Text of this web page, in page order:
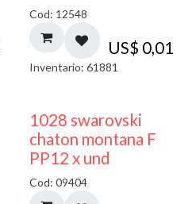
Cod: 12548
US$ 0,01
Inventario: 61881
1028 swarovski
chaton montana F
PP12 x und
Cod: 09404